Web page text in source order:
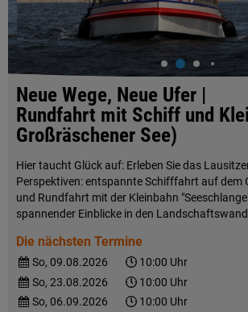
Neue Wege, Neue Ufer |
Rundfahrt mit Schiff und
Großräschener See)
Hier taucht Glück auf: Erleben Sie das
Perspektiven: entspannte Schifffahrt auf dem
und Rundfahrt mit der Kleinbahn
spannender Einblicke in den
Die nächsten Termine
So, 09.08.2026
10:00 Uhr
So, 23.08.2026
10:00 Uhr
So, 06.09.2026
10:00 Uhr